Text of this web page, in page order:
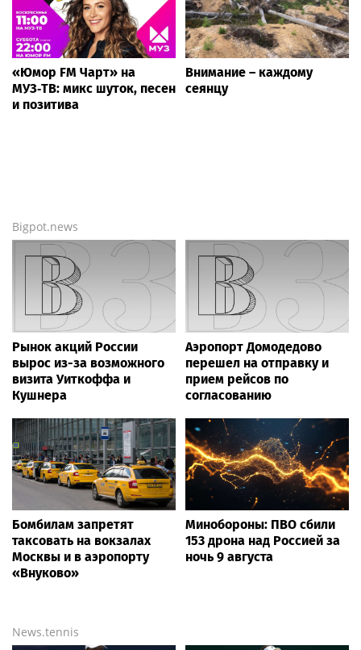
«Юмор FM Чарт» на
МУЗ‑ТВ: микс шуток, песен
и позитива
Внимание – каждому
сеянцу
Bigpot.news
Рынок акций России
вырос из-за возможного
визита Уиткоффа и
Кушнера
Аэропорт Домодедово
перешел на отправку и
прием рейсов по
согласованию
Бомбилам запретят
таксовать на вокзалах
Москвы и в аэропорту
«Внуково»
Минобороны: ПВО сбили
153 дрона над Россией за
ночь 9 августа
News.tennis